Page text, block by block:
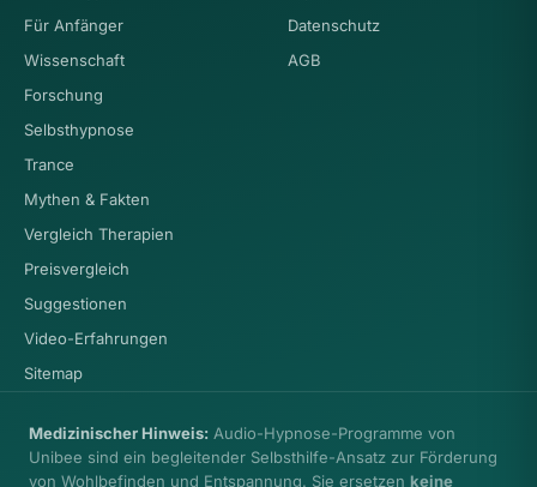
Für Anfänger
Wissenschaft
Forschung
Selbsthypnose
Trance
Mythen & Fakten
Vergleich Therapien
Preisvergleich
Suggestionen
Video-Erfahrungen
Sitemap
Datenschutz
AGB
Medizinischer Hinweis: Audio-Hypnose-Programme von
Unibee sind ein begleitender Selbsthilfe-Ansatz zur Förderung
von Wohlbefinden und Entspannung. Sie ersetzen keine